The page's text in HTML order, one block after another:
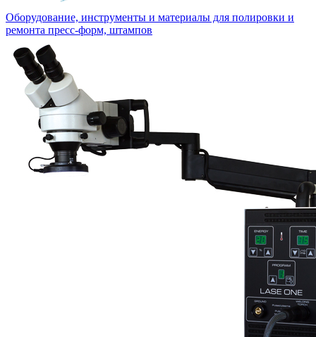
Оборудование, инструменты и материалы для полировки и
ремонта пресс-форм, штампов